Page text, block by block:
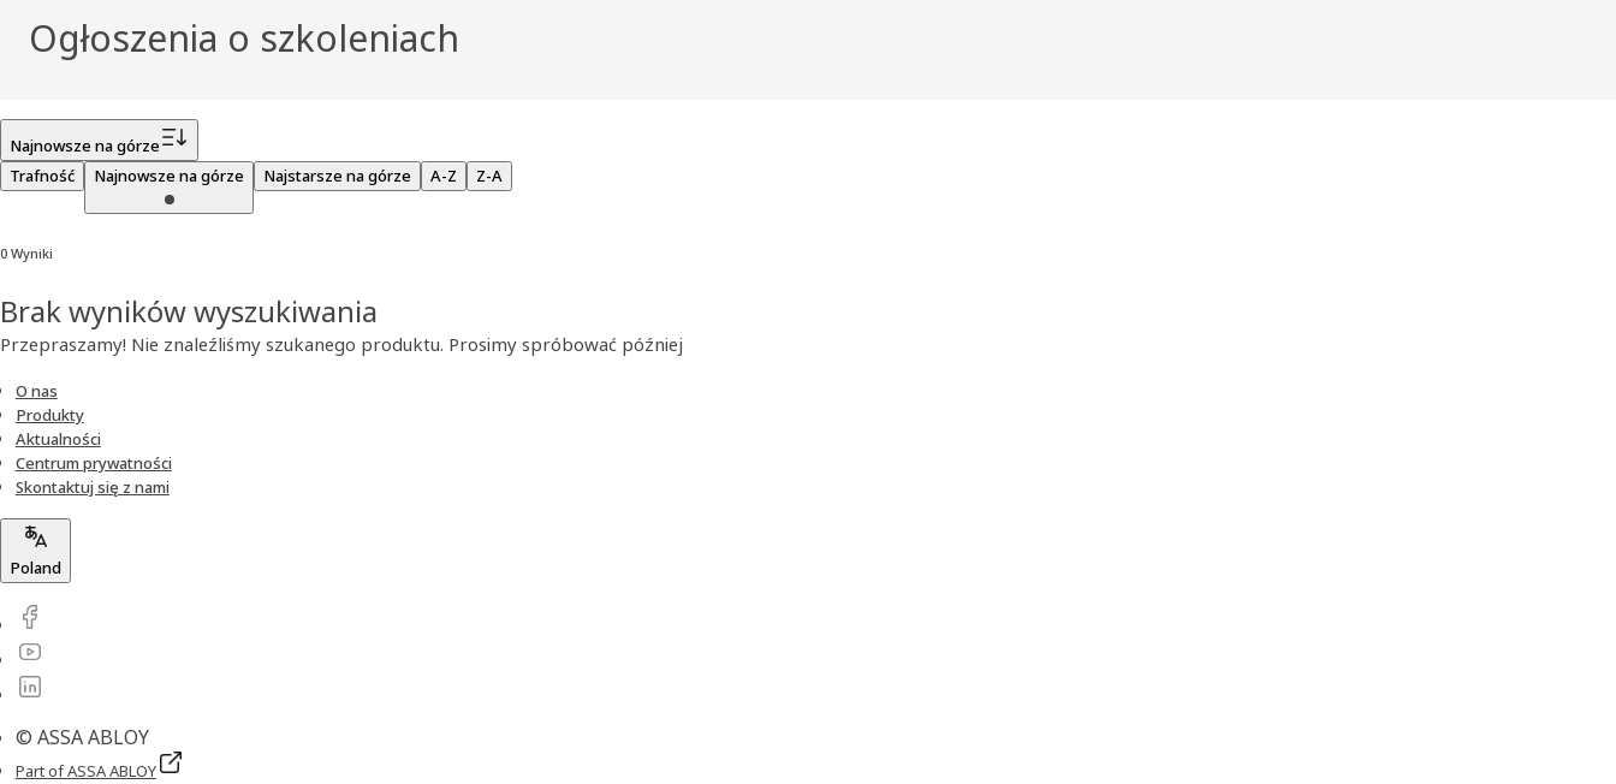
Ogłoszenia o szkoleniach
Najnowsze na górze
Trafność
Najnowsze na górze Najstarsze na górze A-Z Z-A
0 Wyniki
Brak wyników wyszukiwania
Przepraszamy! Nie znaleźliśmy szukanego produktu. Prosimy spróbować później
O nas
Produkty
Aktualności
Centrum prywatności
Skontaktuj się z nami
Poland
© ASSA ABLOY
Part of ASSA ABLOY